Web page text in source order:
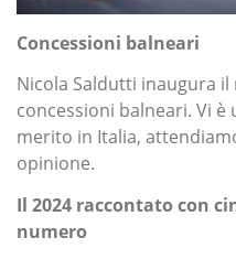
Concessioni balneari
Nicola Saldutti inaugura
concessioni balneari. Vi è
merito in Italia,
opinione.
Il 2024 raccontato con
numero